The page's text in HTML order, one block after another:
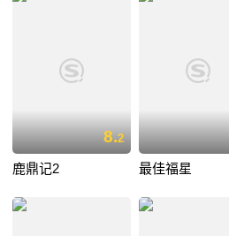
8.2
鹿鼎记2 最佳福星